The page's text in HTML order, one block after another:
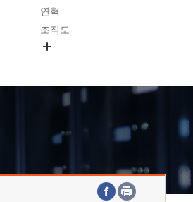
연혁
조직도
연구원 고객헌장
주요업무연락처